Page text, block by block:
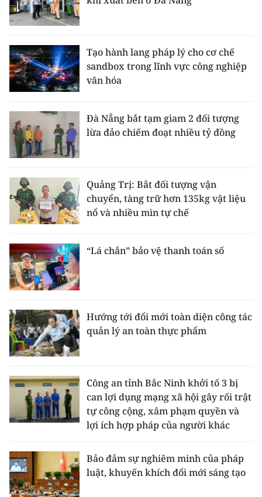
Tạo hành lang pháp lý cho cơ chế
sandbox trong lĩnh vực công nghiệp
văn hóa
Đà Nẵng bắt tạm giam 2 đối tượng
lừa đảo chiếm đoạt nhiều tỷ đồng
Quảng Trị: Bắt đối tượng vận
chuyển, tàng trữ hơn 135kg vật liệu
nổ và nhiều mìn tự chế
“Lá chắn” bảo vệ thanh toán số
Hướng tới đổi mới toàn diện công tác
quản lý an toàn thực phẩm
Công an tỉnh Bắc Ninh khởi tố 3 bị
can lợi dụng mạng xã hội gây rối trật
tự công cộng, xâm phạm quyền và
lợi ích hợp pháp của người khác
Bảo đảm sự nghiêm minh của pháp
luật, khuyến khích đổi mới sáng tạo